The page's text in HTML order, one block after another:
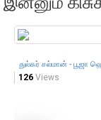
துல்கர் சல்மான் - பூஜா
126 Views